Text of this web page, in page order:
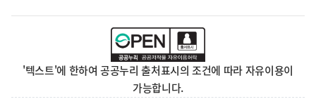
'텍스트'에 한하여 공공누리 출처표시의 조건에 따라 자유이용이
가능합니다.